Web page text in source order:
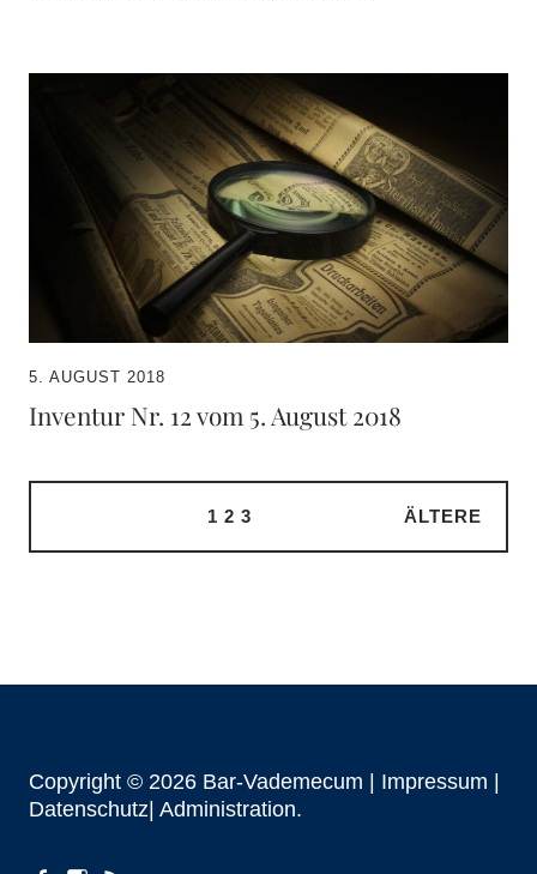
5. AUGUST 2018
Inventur Nr. 12 vom 5. August 2018
1 2 3 ÄLTERE
Copyright © 2026 Bar-Vademecum | Impressum
Datenschutz| Administration